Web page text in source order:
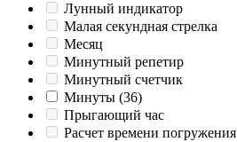
Лунный индикатор
Малая секундная стрелка
Месяц
Минутный репетир
Минутный счетчик
Минуты (36)
Прыгающий час
Расчет времени погружения